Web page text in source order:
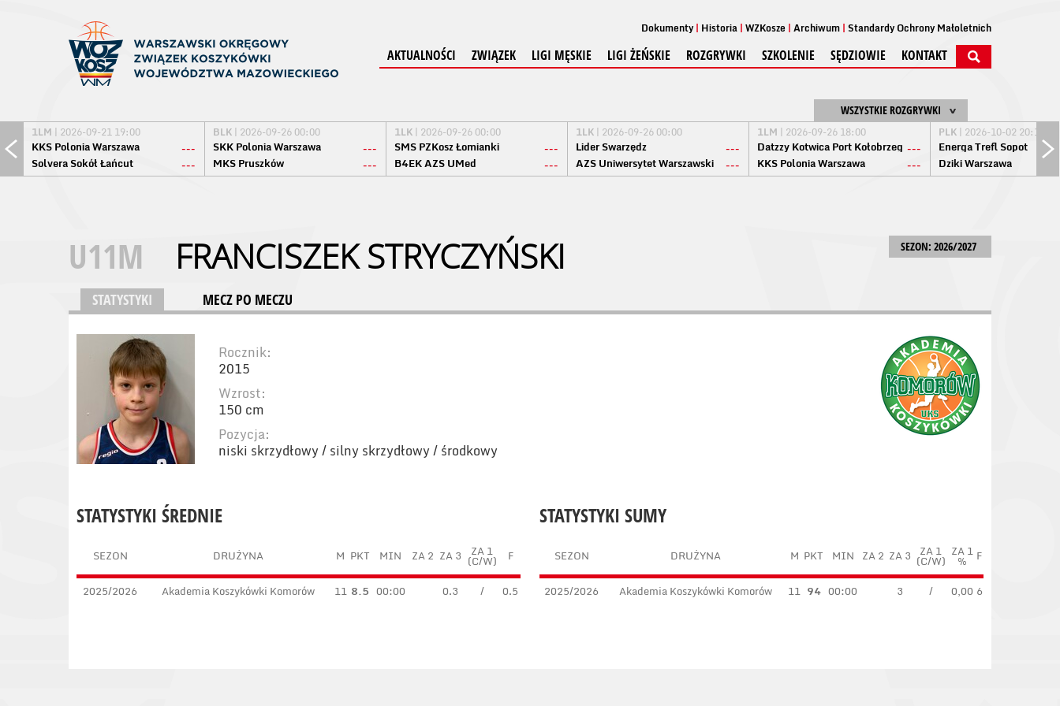
Dokumenty Historia WZKosze Archiwum Standardy Ochrony Małoletnich
AKTUALNOŚCI ZWIĄZEK LIGI MĘSKIE LIGI ŻEŃSKIE ROZGRYWKI SZKOLENIE SĘDZIOWIE KONTAKT
WSZYSTKIE ROZGRYWKI
1LM | 2026-09-21 19:00
KKS Polonia Warszawa
---
Solvera Sokół Łańcut
---
BLK | 2026-09-26 00:00
SKK Polonia Warszawa
---
MKS Pruszków
---
1LK | 2026-09-26 00:00
SMS PZKosz Łomianki
---
B4EK AZS UMed
---
1LK | 2026-09-26 00:00
Lider Swarzędz
---
AZS Uniwersytet Warszawski
---
1LM | 2026-09-26 18:00
Datzzy Kotwica Port Kołobrzeg ---
KKS Polonia Warszawa
---
PLK | 2026-10-02 20:15
Energa Trefl Sopot
Dziki Warszawa
SEZON: 2026/2027
U11M FRANCISZEK STRYCZYŃSKI
STATYSTYKI MECZ PO MECZU
Rocznik:
2015
Wzrost:
150 cm
Pozycja:
niski skrzydłowy / silny skrzydłowy / środkowy
STATYSTYKI SUMY
SEZON DRUŻYNA M PKT MIN ZA 2 ZA 3 ZA 1
(C/W)
ZA 1
% F
2025/2026 Akademia Koszykówki Komorów 11 94 00:00 3 / 0,00 6
STATYSTYKI ŚREDNIE
SEZON DRUŻYNA M PKT MIN ZA 2 ZA 3 ZA 1
(C/W) F
2025/2026 Akademia Koszykówki Komorów 11 8.5 00:00 0.3 / 0.5